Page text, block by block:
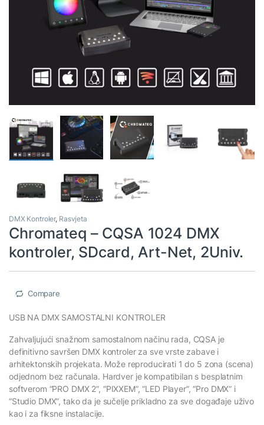
DMX Kontroler, Rasvjeta
Chromateq – CQSA 1024 DMX
kontroler, SDcard, Art-Net, 2Univ.
Compare
USB NA DMX SAMOSTALNI KONTROLER
Zahvaljujući snažnom samostalnom načinu rada, CQSA je
definitivno savršen DMX kontroler za sve vrste zabave i
arhitektonskih projekata. Može reproducirati 1 do 5 zona (scena)
odjednom bez računala. Hardver je kompatibilan s besplatnim
softverom “PRO DMX 2”, “PIXXEM”, “LED Player”, “Pro DMX” i
“Studio DMX”, tako da je sučelje prikladno za sve događaje uživo
kao i za fiksne instalacije.